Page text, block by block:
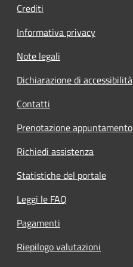
Crediti
Informativa privacy
Note legali
Dichiarazione di accessibilità
Contatti
Prenotazione appuntamento
Richiedi assistenza
Statistiche del portale
Leggi le FAQ
Pagamenti
Riepilogo valutazioni